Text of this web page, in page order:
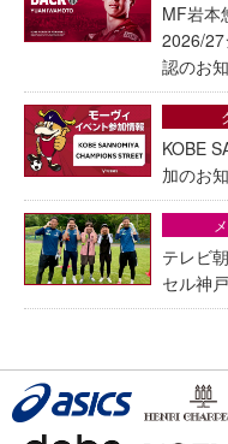
MF岩本
2026/27
認のお
KOBE
加のお
テレビ
セル神